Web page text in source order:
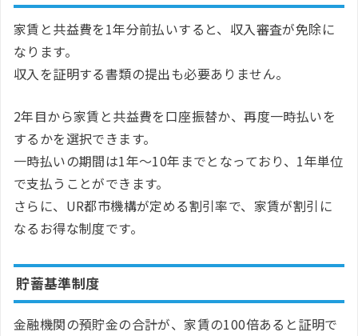
家賃と共益費を1年分前払いすると、収入審査が免除に
なります。
収入を証明する書類の提出も必要ありません。
2年目から家賃と共益費を口座振替か、再度一時払いを
するかを選択できます。
一時払いの期間は1年〜10年までとなっており、1年単位
で支払うことができます。
さらに、UR都市機構が定める割引率で、家賃が割引に
なるお得な制度です。
貯蓄基準制度
金融機関の預貯金の合計が、家賃の100倍あると証明で